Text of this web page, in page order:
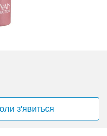
з'явиться